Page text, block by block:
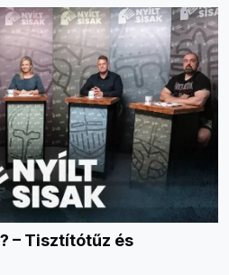
– Tisztítótűz és